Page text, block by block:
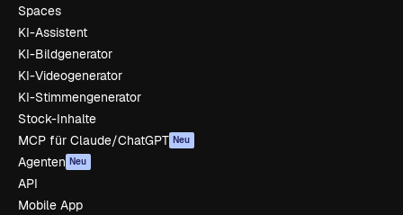
Spaces
KI-Assistent
KI-Bildgenerator
KI-Videogenerator
KI-Stimmengenerator
Stock-Inhalte
MCP für Claude/ChatGPT Neu
Agenten Neu
API
Mobile App